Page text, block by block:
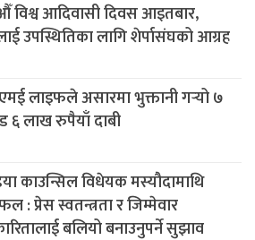
विश्व आदिवासी दिवस आइतबार,
उपस्थितिका लागि शेर्पासंघको आग्रह
लाइफले असारमा भुक्तानी गर्‍यो ७
६ लाख रुपैयाँ दाबी
काउन्सिल विधेयक मस्यौदामाथि
: प्रेस स्वतन्त्रता र जिम्मेवार
बलियो बनाउनुपर्ने सुझाव